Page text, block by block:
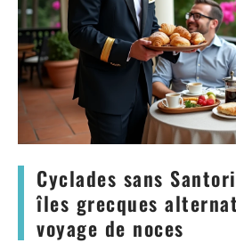
Cyclades sans
îles grecques
voyage de noces